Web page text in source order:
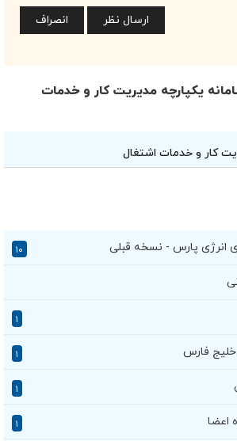
یکپارچه مدیریت کار و خدمات
کار و خدمات اشتغال
انرژی پارس - نسخه قبلی ۱۰
فارس
اعضا